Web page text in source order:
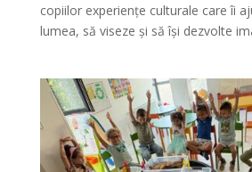
copiilor experiențe culturale care îi
lumea, să viseze și să își dezvolte